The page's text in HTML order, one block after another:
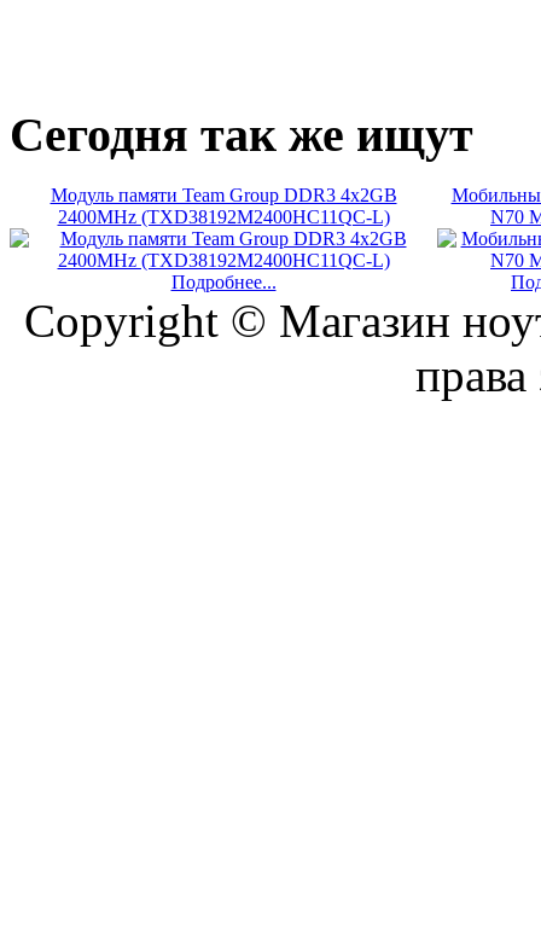
Сегодня так же ищут
Модуль памяти Team Group DDR3 4x2GB
2400MHz (TXD38192M2400HC11QC-L)
Подробнее...
N70
Copyright © Магазин